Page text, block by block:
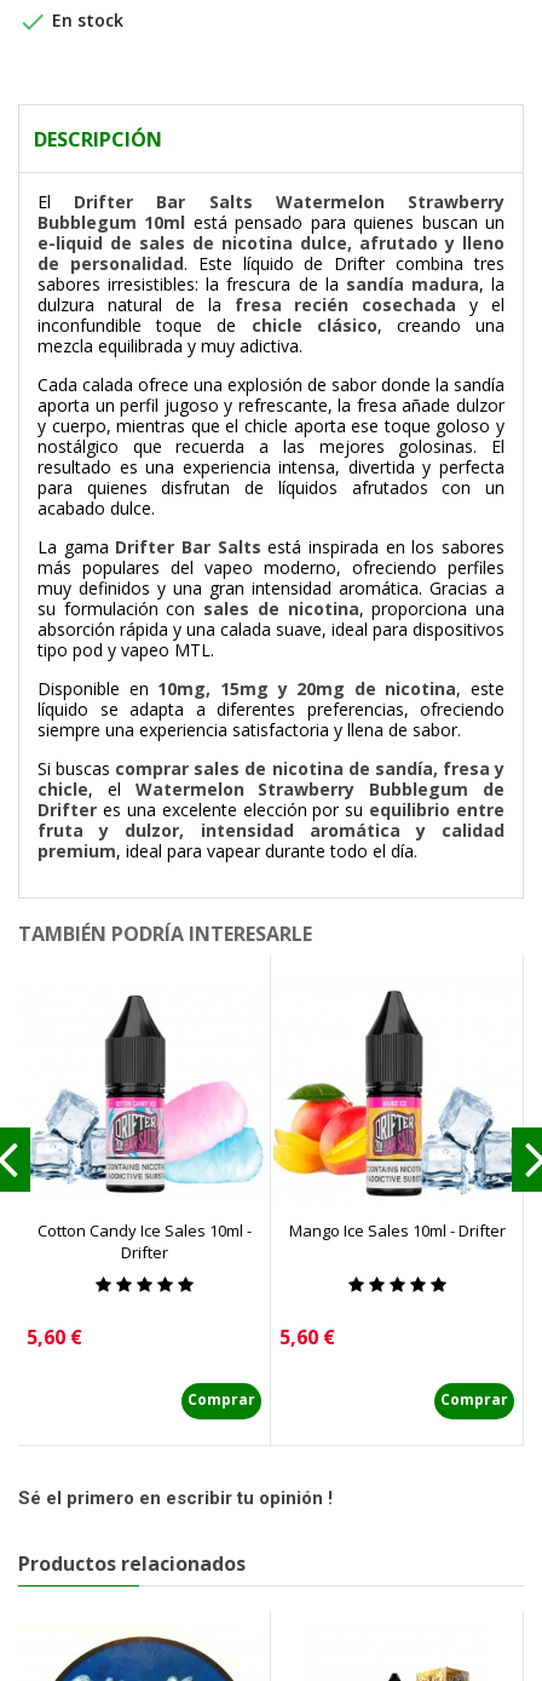
 En stock
DESCRIPCIÓN
El Drifter Bar Salts Watermelon Strawberry
Bubblegum 10ml está pensado para quienes buscan un
e-liquid de sales de nicotina dulce, afrutado y lleno
de personalidad. Este líquido de Driftercombina tres
sabores irresistibles: la frescura de la sandía madura, la
dulzura natural de la fresa recién cosechada y el
inconfundible toque de chicle clásico, creando una
mezcla equilibrada y muy adictiva.
Cada calada ofrece una explosión de sabor donde la sandía
aporta un perfil jugoso y refrescante, la fresa añade dulzor
y cuerpo, mientras que el chicle aporta ese toque goloso y
nostálgico que recuerda a las mejores golosinas. El
resultado es una experiencia intensa, divertida y perfecta
para quienes disfrutan de líquidos afrutados con un
acabado dulce.
La gama Drifter Bar Salts está inspirada en los sabores
más populares del vapeo moderno, ofreciendo perfiles
muy definidos y una gran intensidad aromática. Gracias a
su formulación con sales de nicotina, proporciona una
absorción rápida y una calada suave, ideal para dispositivos
tipo pod y vapeo MTL.
Disponible en 10mg, 15mg y 20mg de nicotina, este
líquido se adapta a diferentes preferencias, ofreciendo
siempre una experiencia satisfactoria y llena de sabor.
Si buscas comprar sales de nicotina de sandía, fresa y
chicle, el Watermelon Strawberry Bubblegum de
Drifter es una excelente elección por su equilibrio entre
fruta y dulzor, intensidad aromática y calidad
premium, ideal para vapear durante todo el día.
TAMBIÉN PODRÍA INTERESARLE
Cotton Candy Ice Sales 10ml -
Drifter
Precio
5,60 €
Comprar
Mango Ice Sales 10ml - Drifter
Precio
5,60 €
Comprar
Sé el primero en escribir tu opinión !
Productos relacionados